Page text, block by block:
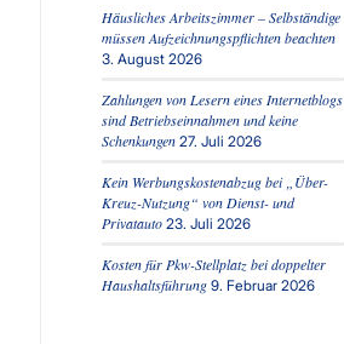
Häusliches Arbeitszimmer – Selbständige
müssen Aufzeichnungspflichten beachten
3. August 2026
Zahlungen von Lesern eines Internetblogs
sind Betriebseinnahmen und keine
Schenkungen 27. Juli 2026
Kein Werbungskostenabzug bei „Über-
Kreuz-Nutzung“ von Dienst- und
Privatauto 23. Juli 2026
Kosten für Pkw-Stellplatz bei doppelter
Haushaltsführung 9. Februar 2026